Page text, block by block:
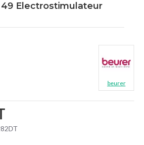
49 Electrostimulateur
beurer